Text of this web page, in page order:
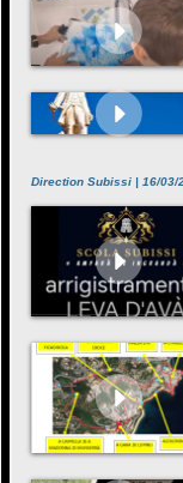
Direction Subissi | 16/03/